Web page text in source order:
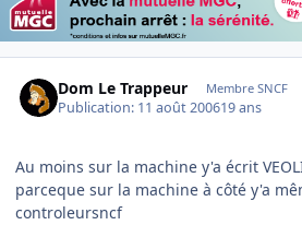
Dom Le Trappeur Membre SNCF
Publication: 11 août 200619 ans
Au moins sur la machine y'a écrit
parceque sur la machine à côté y'a
controleursncf